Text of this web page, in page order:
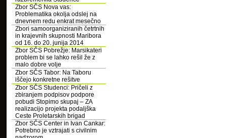
Zbor SČS Nova vas:
Problematika okolja odslej na
dnevnem redu enkrat mesečno
Zbori samoorganiziranih četrtnih
in krajevnih skupnosti Maribora
od 16. do 20. junija 2014
Zbor SČS Pobrežje: Marsikateri
problem bi se lahko rešil že z
malo dobre volje
Zbor SČS Tabor: Na Taboru
iščejo konkretne rešitve
Zbor SČS Studenci: Pričeli z
zbiranjem podpisov podpore
pobudi Stopimo skupaj – ZA
realizacijo projekta podaljška
Ceste Proletarskih brigad
Zbor SČS Center in Ivan Cankar:
Potrebno je vztrajati s civilnim